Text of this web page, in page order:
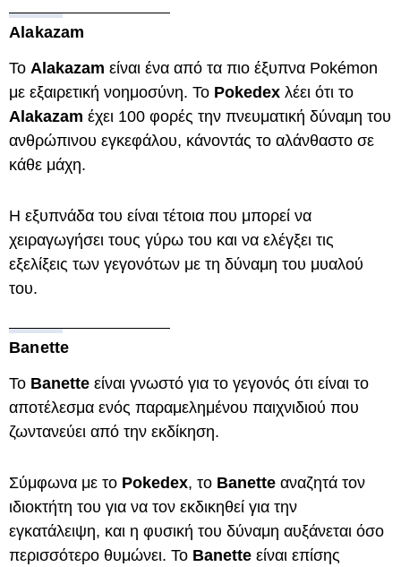
Alakazam
Το Alakazam είναι ένα από τα πιο έξυπνα Pokémon
με εξαιρετική νοημοσύνη. Το Pokedex λέει ότι το
Alakazam έχει 100 φορές την πνευματική δύναμη του
ανθρώπινου εγκεφάλου, κάνοντάς το αλάνθαστο σε
κάθε μάχη.
Η εξυπνάδα του είναι τέτοια που μπορεί να
χειραγωγήσει τους γύρω του και να ελέγξει τις
εξελίξεις των γεγονότων με τη δύναμη του μυαλού
του.
Banette
Το Banette είναι γνωστό για το γεγονός ότι είναι το
αποτέλεσμα ενός παραμελημένου παιχνιδιού που
ζωντανεύει από την εκδίκηση.
Σύμφωνα με το Pokedex, το Banette αναζητά τον
ιδιοκτήτη του για να τον εκδικηθεί για την
εγκατάλειψη, και η φυσική του δύναμη αυξάνεται όσο
περισσότερο θυμώνει. Το Banette είναι επίσης